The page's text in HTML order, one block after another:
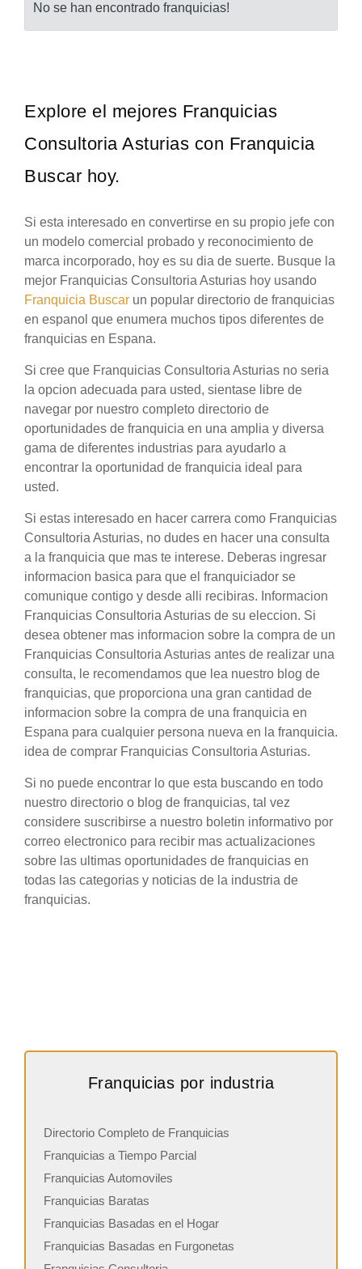
No se han encontrado franquicias!
Explore el mejores Franquicias
Consultoria Asturias con Franquicia
Buscar hoy.
Si esta interesado en convertirse en su propio jefe con
un modelo comercial probado y reconocimiento de
marca incorporado, hoy es su dia de suerte. Busque la
mejor Franquicias Consultoria Asturias hoy usando
Franquicia Buscar un popular directorio de franquicias
en espanol que enumera muchos tipos diferentes de
franquicias en Espana.
Si cree que Franquicias Consultoria Asturias no seria
la opcion adecuada para usted, sientase libre de
navegar por nuestro completo directorio de
oportunidades de franquicia en una amplia y diversa
gama de diferentes industrias para ayudarlo a
encontrar la oportunidad de franquicia ideal para
usted.
Si estas interesado en hacer carrera como Franquicias
Consultoria Asturias, no dudes en hacer una consulta
a la franquicia que mas te interese. Deberas ingresar
informacion basica para que el franquiciador se
comunique contigo y desde alli recibiras. Informacion
Franquicias Consultoria Asturias de su eleccion. Si
desea obtener mas informacion sobre la compra de un
Franquicias Consultoria Asturias antes de realizar una
consulta, le recomendamos que lea nuestro blog de
franquicias, que proporciona una gran cantidad de
informacion sobre la compra de una franquicia en
Espana para cualquier persona nueva en la franquicia.
idea de comprar Franquicias Consultoria Asturias.
Si no puede encontrar lo que esta buscando en todo
nuestro directorio o blog de franquicias, tal vez
considere suscribirse a nuestro boletin informativo por
correo electronico para recibir mas actualizaciones
sobre las ultimas oportunidades de franquicias en
todas las categorias y noticias de la industria de
franquicias.
Franquicias por industria
Directorio Completo de Franquicias
Franquicias a Tiempo Parcial
Franquicias Automoviles
Franquicias Baratas
Franquicias Basadas en el Hogar
Franquicias Basadas en Furgonetas